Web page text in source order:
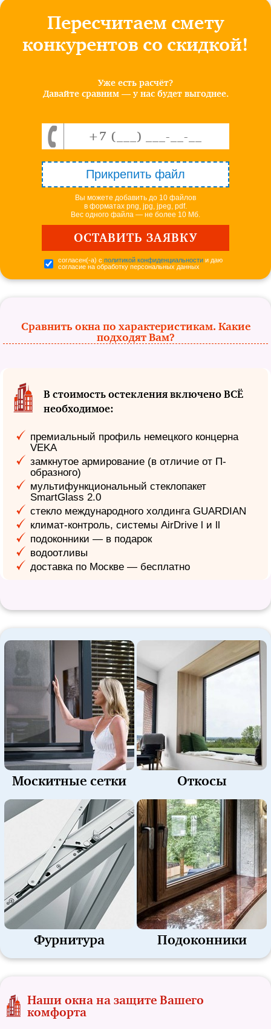
Пересчитаем смету
конкурентов со скидкой!
Уже есть расчёт?
Давайте сравним — у нас будет выгоднее.
Прикрепить файл
Вы можете добавить до 10 файлов
в форматах png, jpg, jpeg, pdf.
Вес одного файла — не более 10 Мб.
согласен(-а) с политикой конфиденциальности и даю
согласие на обработку персональных данных
Сравнить окна по характеристикам. Какие
подходят Вам?
В стоимость остекления включено ВСЁ
необходимое:
премиальный профиль немецкого концерна
VEKA
замкнутое армирование (в отличие от П-
образного)
мультифункциональный стеклопакет
SmartGlass 2.0
стекло международного холдинга GUARDIAN
климат-контроль, системы AirDrive l и ll
подоконники — в подарок
водоотливы
доставка по Москве — бесплатно
Москитные сетки Откосы
Фурнитура Подоконники
Наши окна на защите Вашего
комфорта